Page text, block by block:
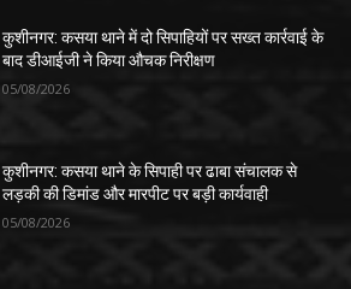
कुशीनगर: कसया थाने में दो सिपाहियों पर सख्त कार्रवाई के
बाद डीआईजी ने किया औचक निरीक्षण
05/08/2026
कुशीनगर: कसया थाने के सिपाही पर ढाबा संचालक से
लड़की की डिमांड और मारपीट पर बड़ी कार्यवाही
05/08/2026